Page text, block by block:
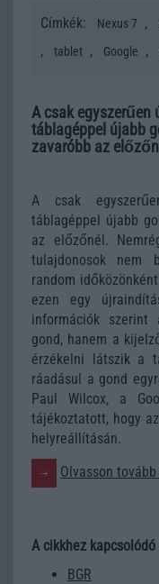
Címkék:
Nexus 7 ,
, tablet , Google ,
A csak egyszerűen
táblagéppel újabb
zavaróbb az
A csak
táblagéppel újabb
az előzőnél.
tulajdonosok nem
random
ezen egy
információk szerint
gond, hanem a
érzékelni látszik a
ráadásul a gond
Paul Wilcox, a
tájékoztatott, hogy
helyreállításán.
Olvasson
A cikkhez
BGR